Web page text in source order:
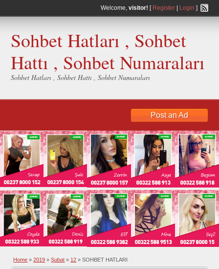
Welcome, visitor! [ Register| Login ]
Sohbet Hatları , Sohbet
Hattı , Sohbet Numaraları
Sohbet Hatları , Sohbet Hattı , Sohbet Numaraları
Post an Ad
Home » 2019 » Şubat » 12 » SOHBET HATLARI